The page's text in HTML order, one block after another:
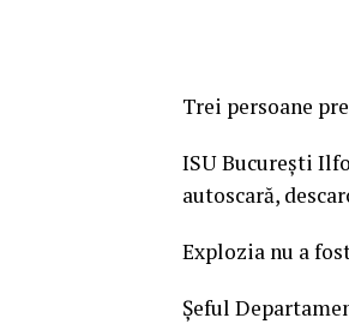
Trei persoane
ISU Bucureşti
autoscară,
Explozia nu a
Şeful